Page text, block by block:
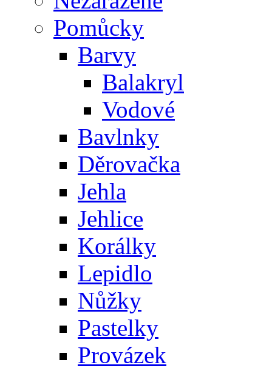
Pomůcky
Barvy
Balakryl
Vodové
Bavlnky
Děrovačka
Jehla
Jehlice
Korálky
Lepidlo
Nůžky
Pastelky
Provázek